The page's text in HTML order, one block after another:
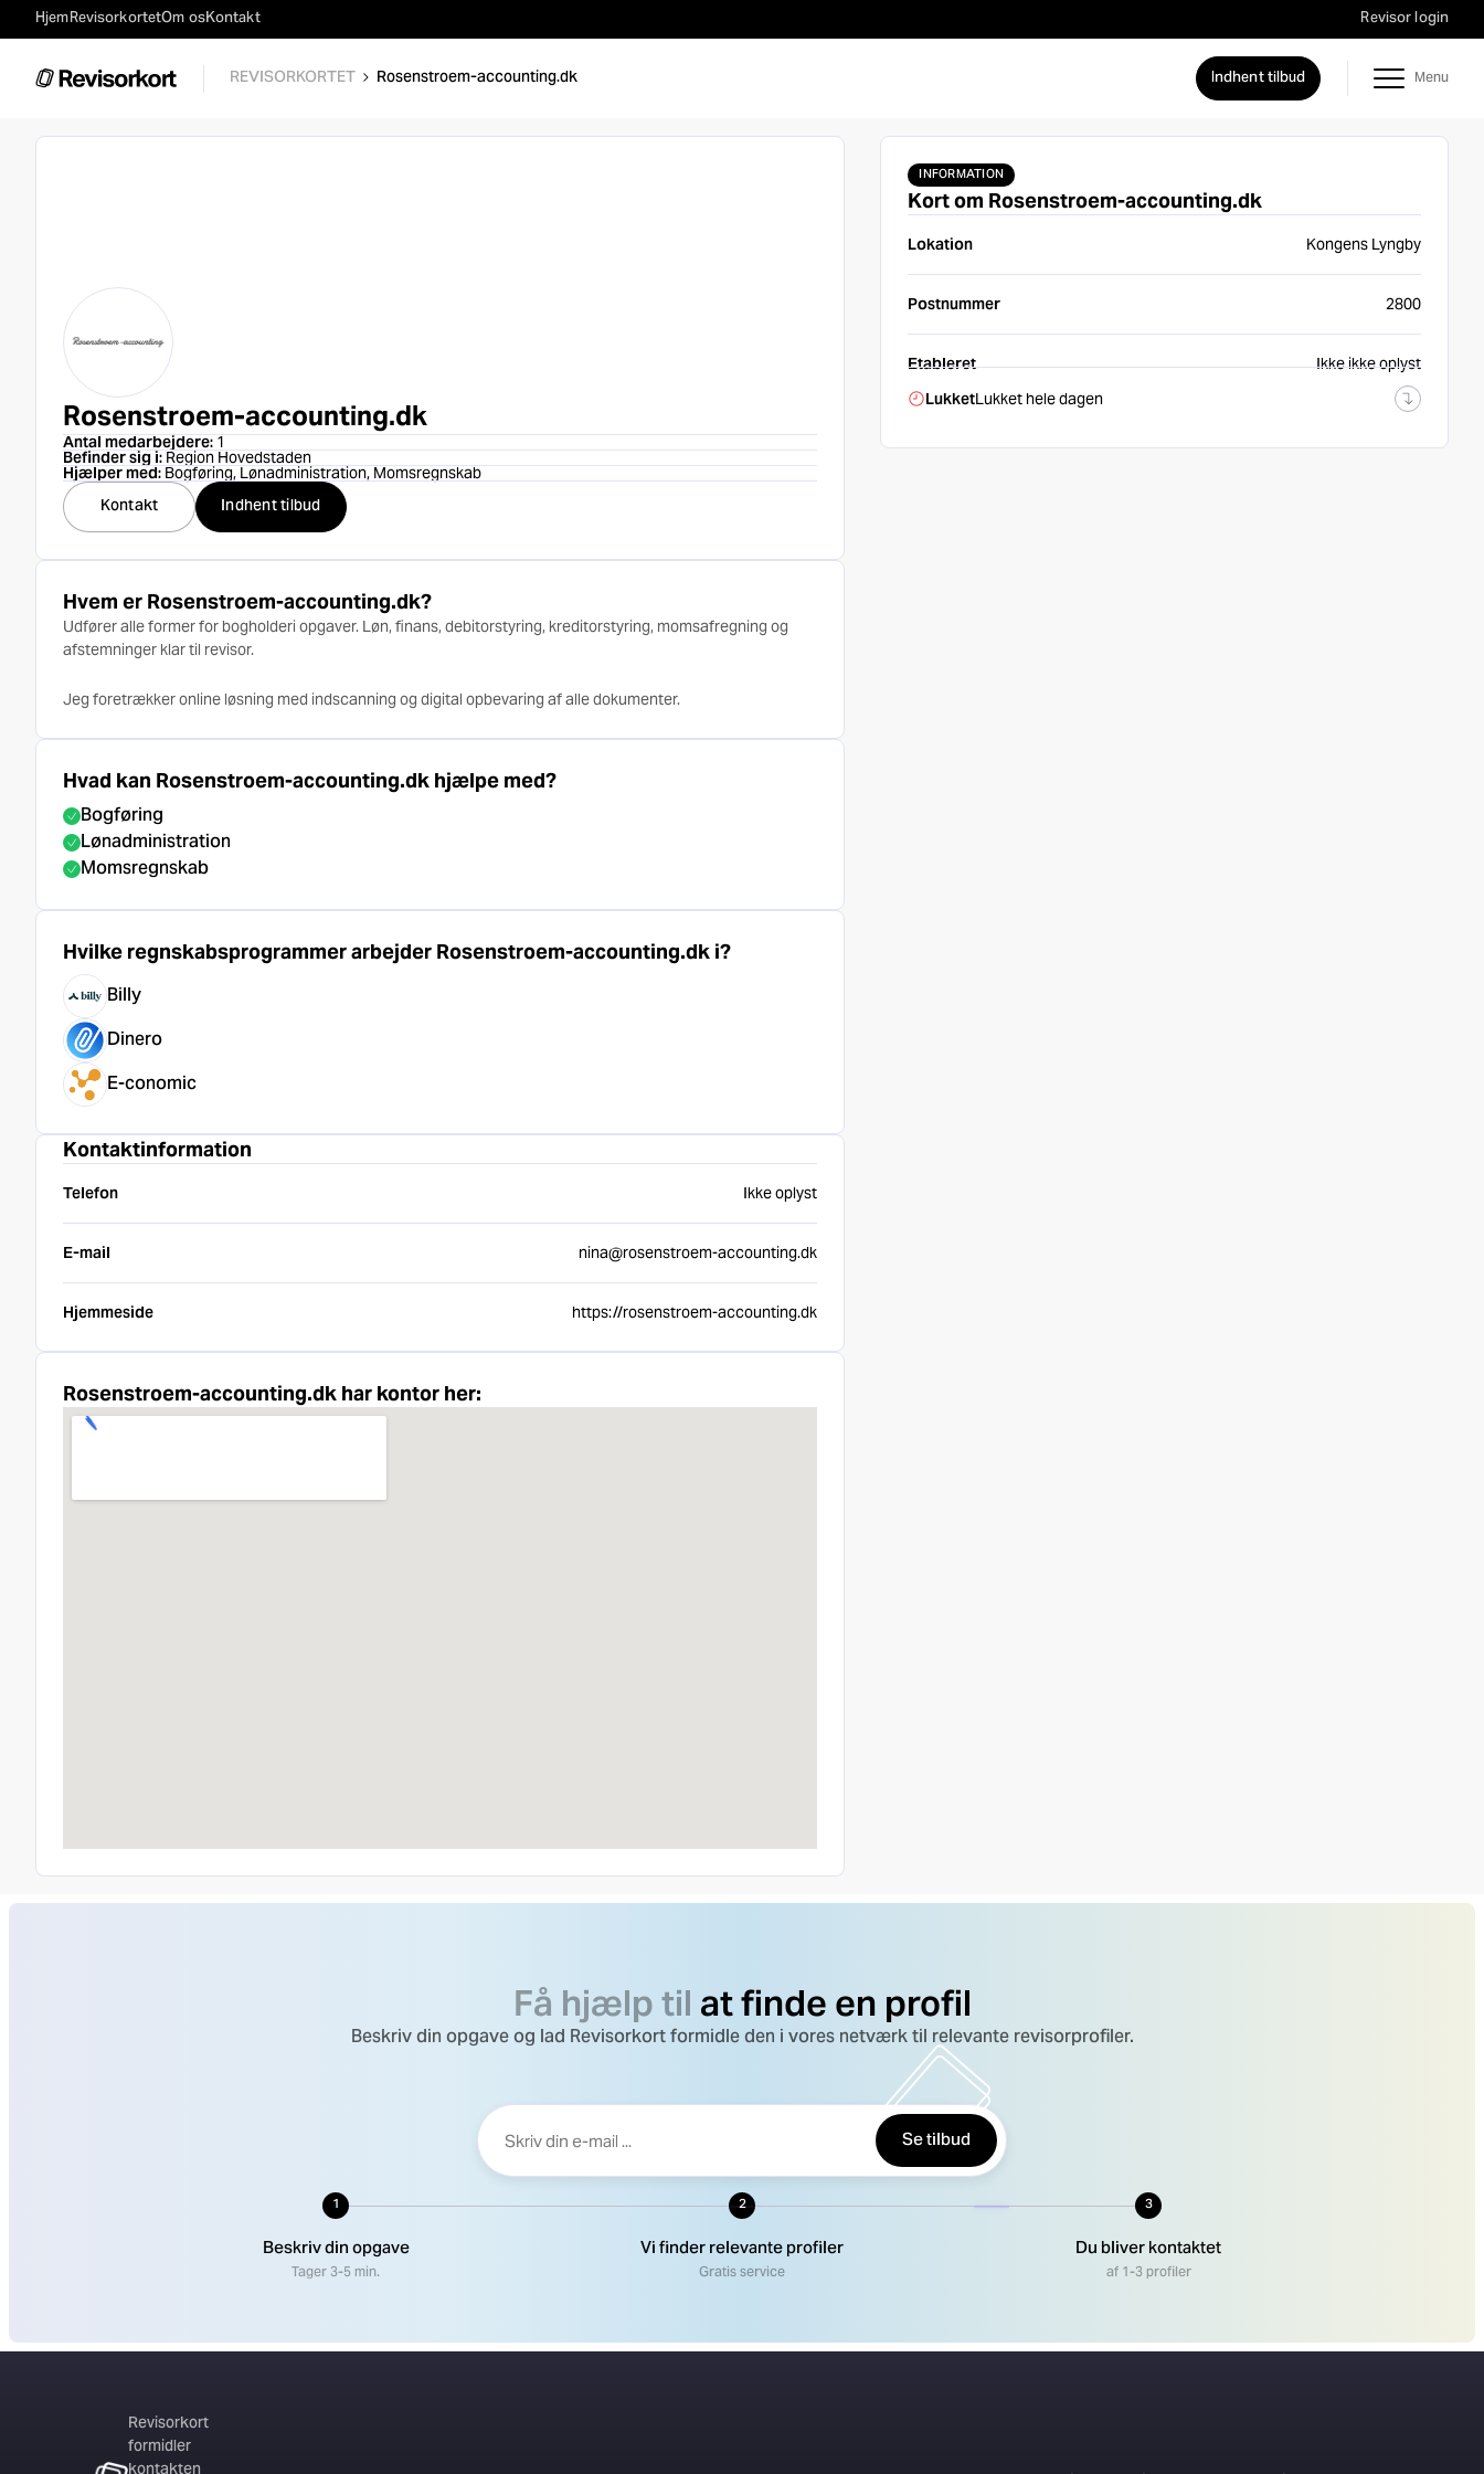
HjemRevisorkortetOm osKontakt Revisor login
REVISORKORTET Rosenstroem-accounting.dk Indhent tilbud
Rosenstroem-accounting.dk
Antal medarbejdere:1
Befinder sig i:Region Hovedstaden
Hjælper med:Bogføring, Lønadministration, Momsregnskab
Kontakt Indhent tilbud
Hvem er Rosenstroem-accounting.dk?
Udfører alle former for bogholderi opgaver. Løn, finans, debitorstyring, kreditorstyring, momsafregning og
afstemninger klar til revisor.
Jeg foretrækker online løsning med indscanning og digital opbevaring af alle dokumenter.
Hvad kan Rosenstroem-accounting.dk hjælpe med?
Bogføring
Lønadministration
Momsregnskab
Hvilke regnskabsprogrammer arbejder Rosenstroem-accounting.dk i?
Billy
Dinero
E-conomic
Kontaktinformation
Telefon Ikke oplyst
E-mail nina@rosenstroem-accounting.dk
Hjemmeside https://rosenstroem-accounting.dk
Rosenstroem-accounting.dk har kontor her:
INFORMATION
Kort om Rosenstroem-accounting.dk
Lokation Kongens Lyngby
Postnummer 2800
Etableret
Ikke ikke oplyst
LukketLukket hele dagen
Få hjælp til at finde en profil
Beskriv din opgave og lad Revisorkort formidle den i vores netværk til relevante revisorprofiler.
Se tilbud
1
Beskriv din opgave
Tager 3-5 min.
2
Vi finder relevante profiler
Gratis service
3
Du bliver kontaktet
af 1-3 profiler
Revisorkort
formidler